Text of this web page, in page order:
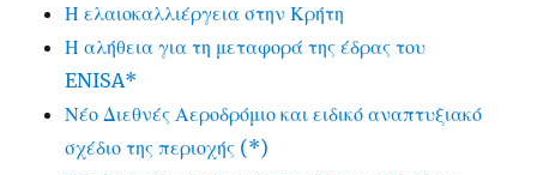
Η ελαιοκαλλιέργεια στην Κρήτη
Η αλήθεια για τη μεταφορά της έδρας του
ENISA*
Νέο Διεθνές Αεροδρόμιο και ειδικό αναπτυξιακό
σχέδιο της περιοχής (*)